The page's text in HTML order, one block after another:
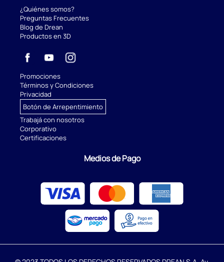
¿Quiénes somos?
Preguntas Frecuentes
Blog de Drean
Productos en 3D
Promociones
Términos y Condiciones
Privacidad
Botón de Arrepentimiento
Trabajá con nosotros
Corporativo
Certificaciones
Medios de Pago